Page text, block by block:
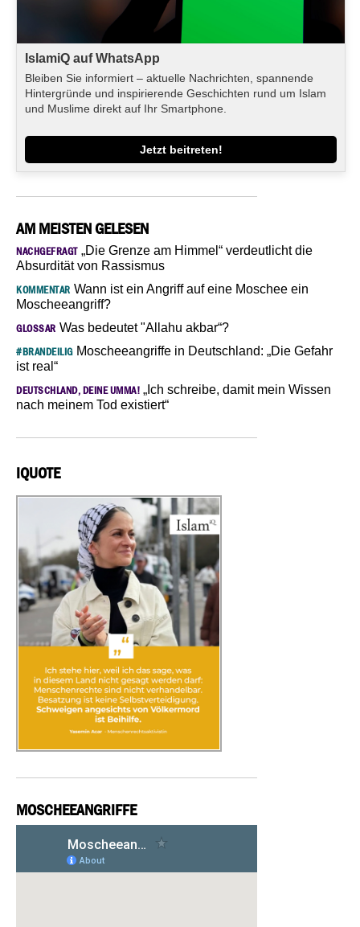
IslamiQ auf WhatsApp
Bleiben Sie informiert – aktuelle Nachrichten, spannende
Hintergründe und inspirierende Geschichten rund um Islam
und Muslime direkt auf Ihr Smartphone.
Jetzt beitreten!
AM MEISTEN GELESEN
NACHGEFRAGT„Die Grenze am Himmel“ verdeutlicht die
Absurdität von Rassismus
KOMMENTAR Wann ist ein Angriff auf eine Moschee ein
Moscheeangriff?
GLOSSAR Was bedeutet "Allahu akbar“?
#BRANDEILIGMoscheeangriffe in Deutschland: „Die Gefahr
ist real“
DEUTSCHLAND, DEINE UMMA! „Ich schreibe, damit mein Wissen
nach meinem Tod existiert“
IQUOTE
MOSCHEEANGRIFFE